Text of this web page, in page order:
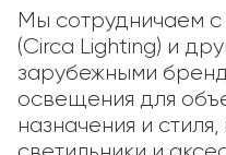
Мы сотрудничаем
(Circa Lighting) и
зарубежными
освещения для
назначения и